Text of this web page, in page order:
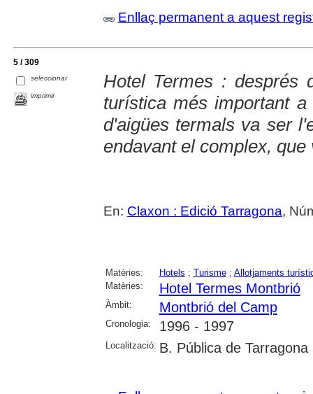
Enllaç permanent a aquest
5 / 309
seleccionar
imprimir
Hotel Termes : després
turística més important
d'aigües termals va ser
endavant el complex,
En: Claxon : Edició Tarragona,
Matèries: Hotels ; Turisme; Allotjaments
Matèries:
Hotel Termes Montbrió
Àmbit: Montbrió del Camp
Cronologia: 1996 - 1997
Localització: B. Pública de Tarragona